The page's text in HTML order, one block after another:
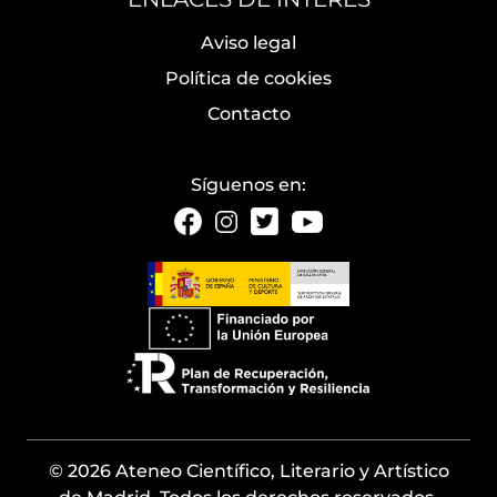
Aviso legal
Política de cookies
Contacto
Síguenos en:
© 2026 Ateneo Científico, Literario y Artístico